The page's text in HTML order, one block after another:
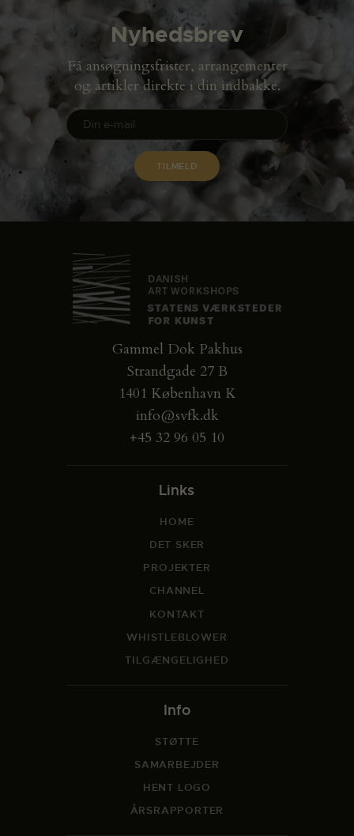
Nyhedsbrev
Få ansøgningsfrister, arrangementer
og artikler direkte i din indbakke.
Gammel Dok Pakhus
Strandgade 27 B
1401 København K
info@svfk.dk
+45 32 96 05 10
Links
HOME
DET SKER
PROJEKTER
CHANNEL
KONTAKT
WHISTLEBLOWER
TILGÆNGELIGHED
Info
STØTTE
SAMARBEJDER
HENT LOGO
ÅRSRAPPORTER